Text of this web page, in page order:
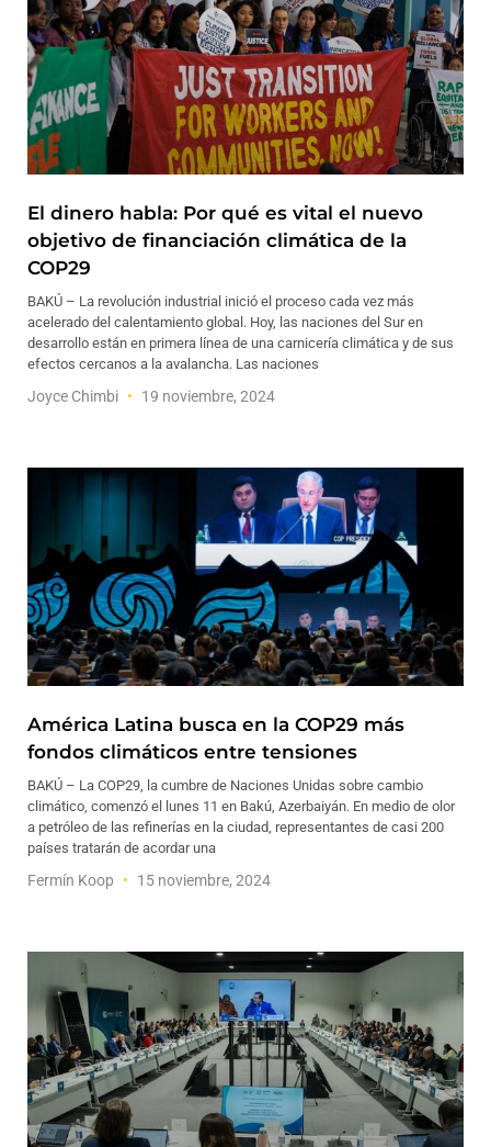
El dinero habla: Por qué es vital el nuevo
objetivo de financiación climática de la
COP29
BAKÚ – La revolución industrial inició el proceso cada vez más
acelerado del calentamiento global. Hoy, las naciones del Sur en
desarrollo están en primera línea de una carnicería climática y de sus
efectos cercanos a la avalancha. Las naciones
Joyce Chimbi 19 noviembre, 2024
América Latina busca en la COP29 más
fondos climáticos entre tensiones
BAKÚ – La COP29, la cumbre de Naciones Unidas sobre cambio
climático, comenzó el lunes 11 en Bakú, Azerbaiyán. En medio de olor
a petróleo de las refinerías en la ciudad, representantes de casi 200
países tratarán de acordar una
Fermín Koop 15 noviembre, 2024